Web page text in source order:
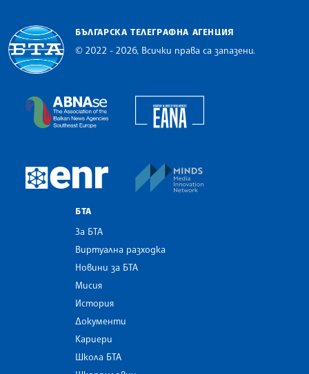
БЪЛГАРСКА ТЕЛЕГРАФНА АГЕНЦИЯ
© 2022 - 2026, Всички права са запазени.
The Assocoation of the Balkan News Agencies
European Newsroom
БТА
За БТА
Виртуална разходка
Новини за БТА
Мисия
История
Документи
Кариери
Школа БТА